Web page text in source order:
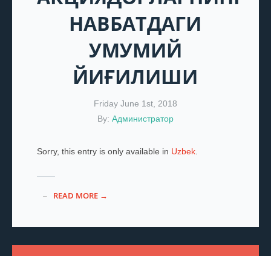
НАВБАТДАГИ
УМУМИЙ
ЙИҒИЛИШИ
Friday June 1st, 2018
By: Администратор
Sorry, this entry is only available in Uzbek.
READ MORE →